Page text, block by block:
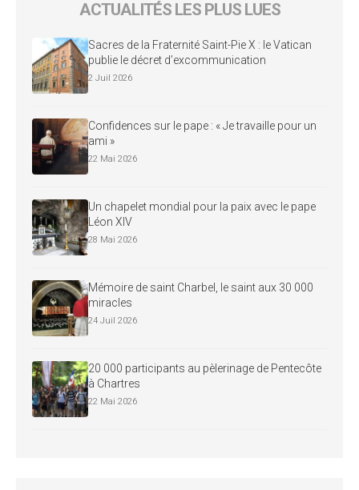
ACTUALITÉS LES PLUS LUES
Sacres de la Fraternité Saint-Pie X : le Vatican
publie le décret d’excommunication
2 Juil 2026
Confidences sur le pape : « Je travaille pour un
ami »
22 Mai 2026
Un chapelet mondial pour la paix avec le pape
Léon XIV
28 Mai 2026
Mémoire de saint Charbel, le saint aux 30 000
miracles
24 Juil 2026
20 000 participants au pèlerinage de Pentecôte
à Chartres
22 Mai 2026